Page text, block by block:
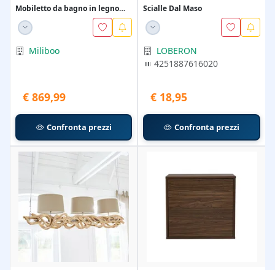
Mobiletto da bagno in legno
Miliboo
€ 869,99
Confronta prezzi
Scialle Dal Maso
LOBERON
4251887616020
€ 18,95
Confronta prezzi